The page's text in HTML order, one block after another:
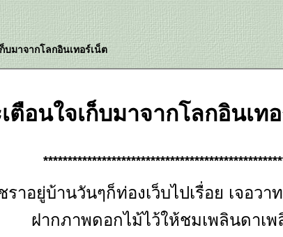
บมาจากโลกอินเทอร์เน็ต
ตือนใจเก็บมาจากโลกอินเท
าอยู่บ้านวันๆก็ท่องเว็บไปเรื่อย เจอว
ฝากภาพดอกไม้ไว้ให้ชมเพลินดาเพ